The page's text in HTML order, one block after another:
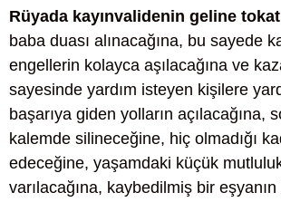
Rüyada kayınvalidenin geline tokat
baba duası alınacağına, bu sayede
engellerin kolayca aşılacağına ve
sayesinde yardım isteyen kişilere
başarıya giden yolların açılacağına,
kalemde silineceğine, hiç olmadığı
edeceğine, yaşamdaki küçük
varılacağına, kaybedilmiş bir